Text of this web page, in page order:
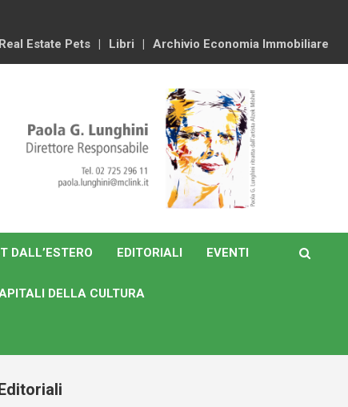
Real Estate Pets Libri Archivio Economia Immobiliare
DALL’ESTERO EDITORIALI EVENTI
DELLA CULTURA